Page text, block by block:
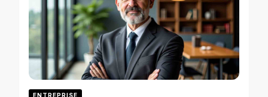
ENTREPRISE